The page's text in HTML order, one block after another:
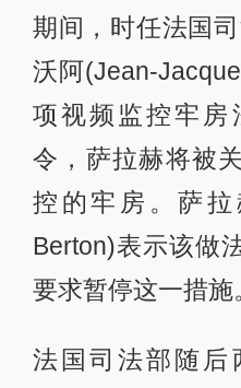
期间，时任法国
沃阿(Jean-
项视频监控牢房
令，萨拉赫将被
控的牢房。萨拉
Berton)表示该做
要求暂停这一措施
法国司法部随后